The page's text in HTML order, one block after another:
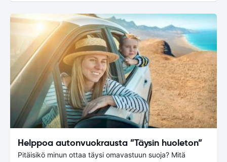
Helppoa autonvuokrausta ”Täysin huoleton”
Pitäisikö minun ottaa täysi omavastuun suoja? Mitä